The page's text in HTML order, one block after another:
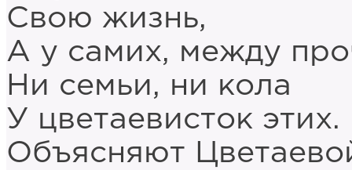
Свою жизнь,
А у самих, между
Ни семьи, ни кола
У цветаевисток этих.
Объясняют